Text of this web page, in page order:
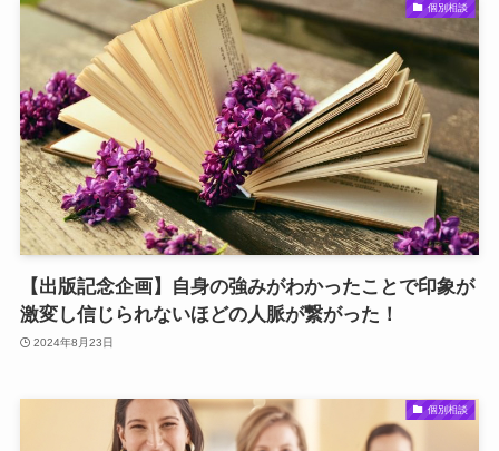
個別相談
【出版記念企画】自身の強みがわかったことで印象が
激変し信じられないほどの人脈が繋がった！
2024年8月23日
個別相談